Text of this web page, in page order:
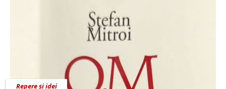
Repere și idei